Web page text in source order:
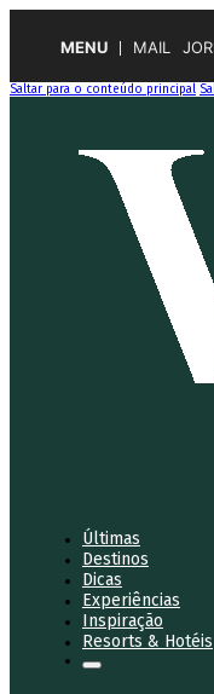
MENU MAIL
Saltar para o conteúdo principal
Últimas
Destinos
Dicas
Experiências
Inspiração
Resorts & Hotéis